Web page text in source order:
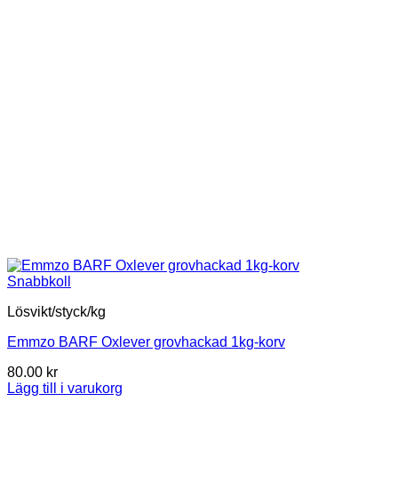
Snabbkoll
Lösvikt/styck/kg
Emmzo BARF Oxlever grovhackad 1kg-korv
80.00 kr
Lägg till i varukorg